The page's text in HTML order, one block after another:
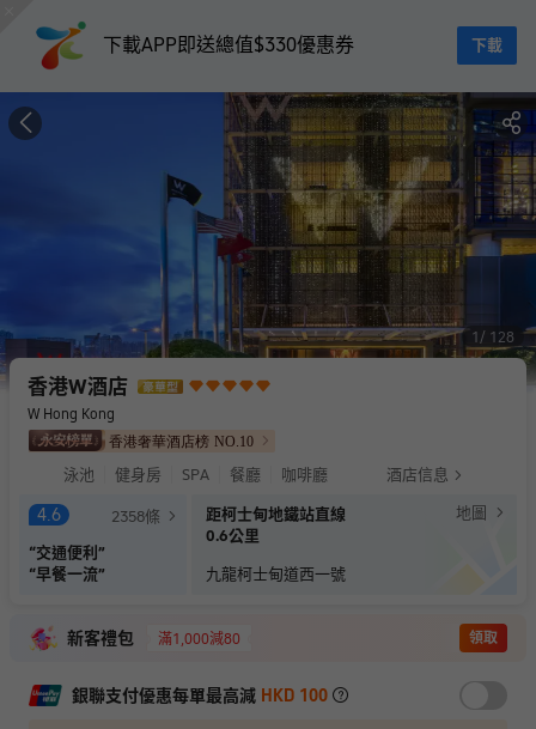
下載APP即送總值$330優惠券 下載
1 128
香港W酒店
W Hong Kong
香港奢華酒店榜 NO. 10
泳池 健身房 SPA 餐廳 咖啡廳 酒店信息
4.6 2358條
“交通便利 ”
“早餐一流”
距柯士甸地鐵站直線
0.6公里
地圖
九龍柯士甸道西一號
新客禮包 滿1,000減80 領取
銀聯支付優惠每單最高減 HKD 100